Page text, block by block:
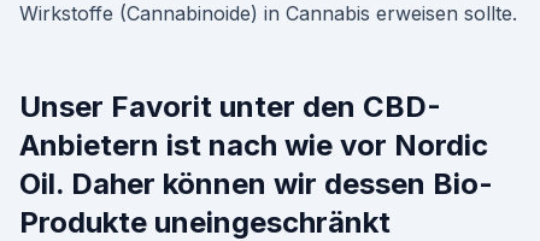
Wirkstoffe (Cannabinoide) in Cannabis erweisen sollte.
Unser Favorit unter den CBD-
Anbietern ist nach wie vor Nordic
Oil. Daher können wir dessen Bio-
Produkte uneingeschränkt